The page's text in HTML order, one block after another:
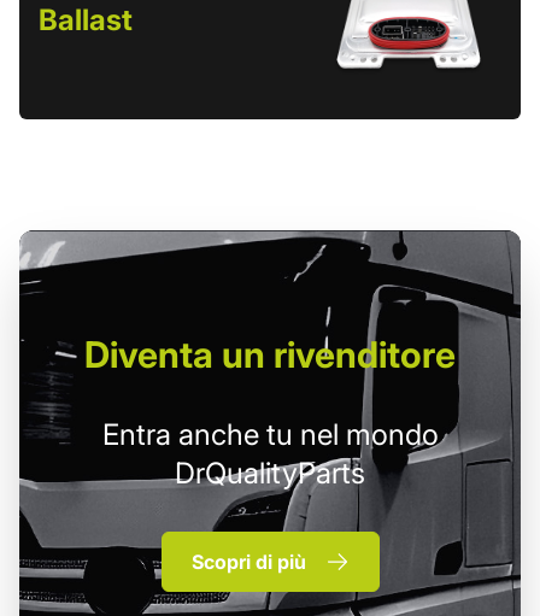
Ballast
Diventa un rivenditore
Entra anche tu nel mondo
DrQualityParts
Scopri di più